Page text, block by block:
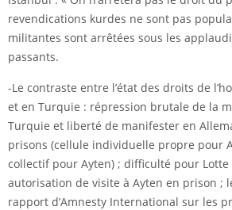
revendications kurdes ne sont pas
militantes sont arrêtées sous les
passants.
-Le contraste entre l’état des droits de
et en Turquie : répression brutale de la
Turquie et liberté de manifester en
prisons (cellule individuelle propre pour
collectif pour Ayten) ; difficulté pour Lotte
autorisation de visite à Ayten en prison ;
rapport d’Amnesty International sur les